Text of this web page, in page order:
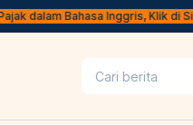
dalam Bahasa Inggris, Klik di Sini